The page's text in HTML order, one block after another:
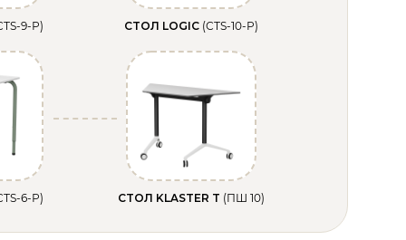
9-Р) СТОЛ LOGIC (СТS-10-Р)
6-Р) СТОЛ KLASTER T (ПШ 10)